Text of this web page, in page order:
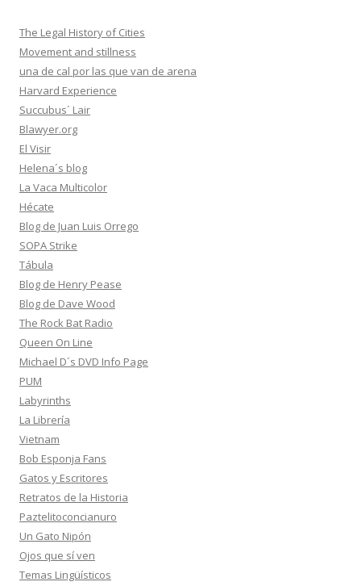
The Legal History of Cities
Movement and stillness
una de cal por las que van de arena
Harvard Experience
Succubus´ Lair
Blawyer.org
El Visir
Helena´s blog
La Vaca Multicolor
Hécate
Blog de Juan Luis Orrego
SOPA Strike
Tábula
Blog de Henry Pease
Blog de Dave Wood
The Rock Bat Radio
Queen On Line
Michael D´s DVD Info Page
PUM
Labyrinths
La Librería
Vietnam
Bob Esponja Fans
Gatos y Escritores
Retratos de la Historia
Paztelitoconcianuro
Un Gato Nipón
Ojos que sí ven
Temas Lingüísticos